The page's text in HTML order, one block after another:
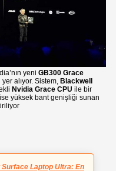
yeni GB300 Grace
alıyor. Sistem, Blackwell
Nvidia Grace CPU ile bir
yüksek bant genişliği sunan
Laptop Ultra: En